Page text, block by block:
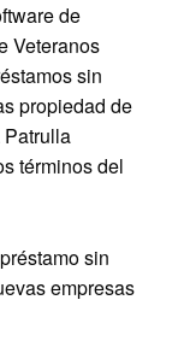
de
Veteranos
sin
propiedad de
Patrulla
términos del
sin
empresas